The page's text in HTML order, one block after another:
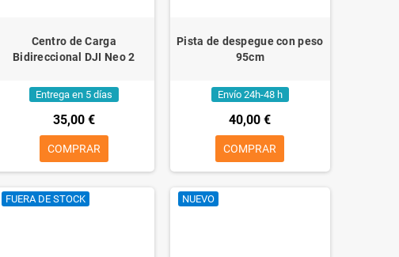
Centro de Carga
Bidireccional DJI Neo 2
Entrega en 5 días
35,00 €
COMPRAR
Pista de despegue con peso
95cm
Envío 24h-48 h
40,00 €
COMPRAR
FUERA DE STOCK NUEVO